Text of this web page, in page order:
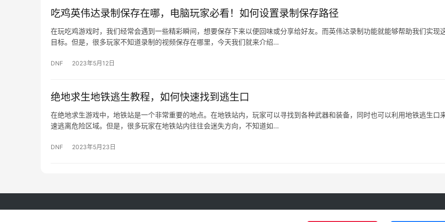
吃鸡英伟达录制保存在哪，电脑玩家必看！如何设置录制保存路径
在玩吃鸡游戏时，我们经常会遇到一些精彩瞬间，想要保存下来以便回味或分享给好友。而英伟达录制功能就能够帮助我们实现
目标。但是，很多玩家不知道录制的视频保存在哪里，今天我们就来介绍…
DNF 2023年5月12日
绝地求生地铁逃生教程，如何快速找到逃生口
在绝地求生游戏中，地铁站是一个非常重要的地点。在地铁站内，玩家可以寻找到各种武器和装备，同时也可以利用地铁逃生口
速逃离危险区域。但是，很多玩家在地铁站内往往会迷失方向，不知道如…
DNF 2023年5月23日